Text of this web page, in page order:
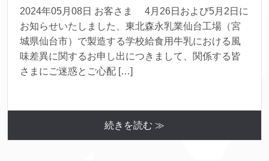
2024年05月08日 お客さま 4月26日および5月2日に
お知らせいたしました、東北森永乳業仙台工場（宮
城県仙台市）で製造する学校給食用牛乳における風
味差異に関するお申し出につきまして、関係する皆
さまにご迷惑とご心配 […]
続きを読む ≫